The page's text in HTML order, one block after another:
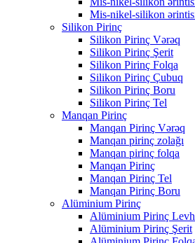
Mis-nikel-silikon
Silikon Pirinç
Silikon Pirinç Vərəq
Silikon Pirinç Şerit
Silikon Pirinç Folqa
Silikon Pirinç Çubuq
Silikon Pirinç Boru
Silikon Pirinç Tel
Manqan Pirinç
Manqan Pirinç Vərəq
Manqan pirinç zolağı
Manqan pirinç folqa
Manqan Pirinç
Manqan Pirinç Tel
Manqan Pirinç Boru
Alüminium Pirinç
Alüminium Pirinç
Alüminium Pirinç Şerit